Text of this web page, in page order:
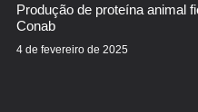
Produção de proteína animal
Conab
4 de fevereiro de 2025